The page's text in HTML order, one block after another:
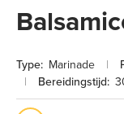
Type: Marinade |
|
Bereidingstijd: